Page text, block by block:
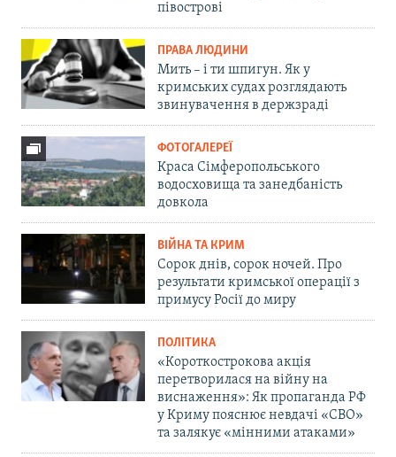
півострові
ПРАВА ЛЮДИНИ
Мить – і ти шпигун. Як у
кримських судах розглядають
звинувачення в держзраді
ФОТОГАЛЕРЕЇ
Краса Сімферопольського
водосховища та занедбаність
довкола
ВІЙНА ТА КРИМ
Сорок днів, сорок ночей. Про
результати кримської операції з
примусу Росії до миру
ПОЛІТИКА
«Короткострокова акція
перетворилася на війну на
виснаження»: Як пропаганда РФ
у Криму пояснює невдачі «СВО»
та залякує «мінними атаками»